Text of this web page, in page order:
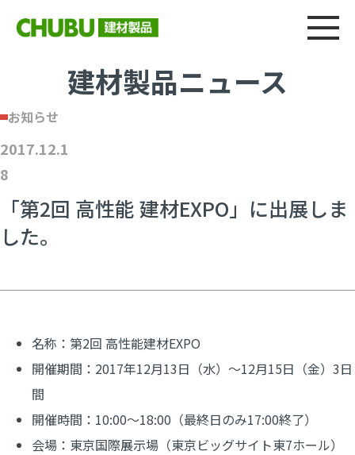
総合
建材製品ニュース
お知らせ
2017.12.1
8
「第2回 高性能 建材EXPO」に出展しま
した。
名称： 第2回 高性能建材EXPO
開催期間：2017年12月13日（水）～12月15日（金）3日
間
開催時間：10:00～18:00（最終日のみ17:00終了）
会場：東京国際展示場（東京ビッグサイト東7ホール）